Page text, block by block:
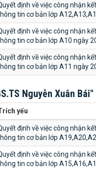
định về việc công nhận
tin cơ bản lớp
định về việc công nhận
tin cơ bản lớp A10 ngày
định về việc công nhận
tin cơ bản lớp A11 ngày
Nguyễn Xuân Bái"
yếu
định về việc công nhận
tin cơ bản lớp
định về việc công nhận
tin cơ bản lớp